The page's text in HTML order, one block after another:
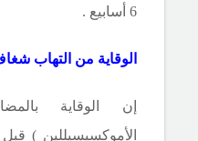
6 أسابيع .
الوقاية من التهاب
إن الوقاية
الأموكسيسيللين )